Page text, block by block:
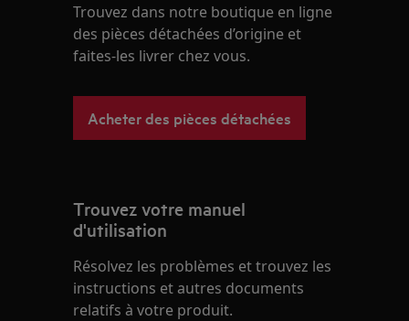
Trouvez dans notre boutique en ligne
des pièces détachées d’origine et
faites-les livrer chez vous.
Acheter des pièces détachées
Trouvez votre manuel
d'utilisation
Résolvez les problèmes et trouvez les
instructions et autres documents
relatifs à votre produit.